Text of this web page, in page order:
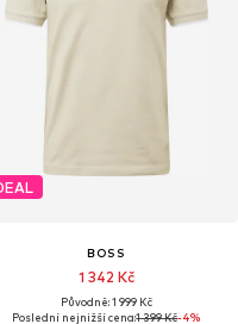
BOSS
1 342 Kč
Původně: 1 999 Kč
Poslední nejnižší cena:1 399 Kč-4%